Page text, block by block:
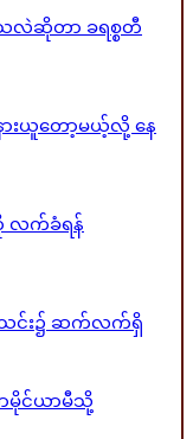
သလဲဆိုတာ ခရစ္စတီ
းယူတော့မယ့်လို့ နေ
လက်ခံရန်
သင်း၌ ဆက်လက်ရှိ